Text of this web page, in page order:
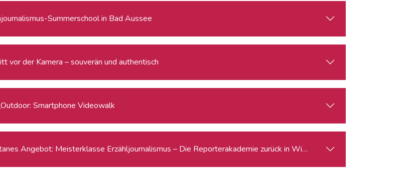
Summerschool in Bad Aussee
vor der Kamera – souverän und authentisch
Smartphone Videowalk
Angebot: Meisterklasse Erzähljournalismus – Die Reporterakademie zurück in Wien